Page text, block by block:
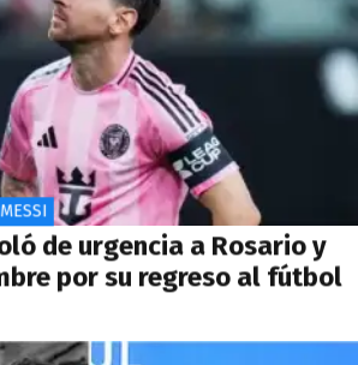
de urgencia a Rosario y
por su regreso al fútbol